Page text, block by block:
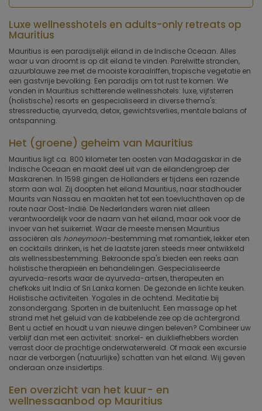
Luxe wellnesshotels en adults-only retreats op
Mauritius
Mauritius is een paradijselijk eiland in de Indische Oceaan. Alles
waar u van droomt is op dit eiland te vinden. Parelwitte stranden,
azuurblauwe zee met de mooiste koraalriffen, tropische vegetatie en
een gastvrije bevolking. Een paradijs om tot rust te komen. We
vonden in Mauritius schitterende wellnesshotels: luxe, vijfsterren
(holistische) resorts en gespecialiseerd in diverse thema's:
stressreductie, ayurveda, detox, gewichtsverlies, mentale balans of
ontspanning.
Het (groene) geheim van Mauritius
Mauritius ligt ca. 800 kilometer ten oosten van Madagaskar in de
Indische Oceaan en maakt deel uit van de eilandengroep der
Maskarenen. In 1598 gingen de Hollanders er tijdens een razende
storm aan wal. Zij doopten het eiland Mauritius, naar stadhouder
Maurits van Nassau en maakten het tot een toevluchthaven op de
route naar Oost-Indië. De Nederlanders waren niet alleen
verantwoordelijk voor de naam van het eiland, maar ook voor de
invoer van het suikerriet. Waar de meeste mensen Mauritius
associëren als honeymoon-bestemming met romantiek, lekker eten
en cocktails drinken, is het de laatste jaren steeds meer ontwikkeld
als wellnessbestemming. Bekroonde spa's bieden een reeks aan
holistische therapieën en behandelingen. Gespecialiseerde
ayurveda-resorts waar de ayurveda-artsen, therapeuten en
chefkoks uit India of Sri Lanka komen. De gezonde en lichte keuken.
Holistische activiteiten. Yogales in de ochtend. Meditatie bij
zonsondergang. Sporten in de buitenlucht. Een massage op het
strand met het geluid van de kabbelende zee op de achtergrond.
Bent u actief en houdt u van nieuwe dingen beleven? Combineer uw
verblijf dan met een activiteit: snorkel- en duikliefhebbers worden
verrast door de prachtige onderwaterwereld. Of maak een excursie
naar de verborgen (natuurlijke) schatten van het eiland. Wij geven
onderaan onze insidertips.
Een overzicht van het kuur- en
wellnessaanbod op Mauritius